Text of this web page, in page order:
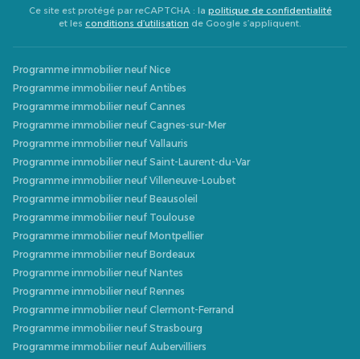
Ce site est protégé par reCAPTCHA : la politique de confidentialité
et les conditions d’utilisation de Google s’appliquent.
Programme immobilier neuf Nice
Programme immobilier neuf Antibes
Programme immobilier neuf Cannes
Programme immobilier neuf Cagnes-sur-Mer
Programme immobilier neuf Vallauris
Programme immobilier neuf Saint-Laurent-du-Var
Programme immobilier neuf Villeneuve-Loubet
Programme immobilier neuf Beausoleil
Programme immobilier neuf Toulouse
Programme immobilier neuf Montpellier
Programme immobilier neuf Bordeaux
Programme immobilier neuf Nantes
Programme immobilier neuf Rennes
Programme immobilier neuf Clermont-Ferrand
Programme immobilier neuf Strasbourg
Programme immobilier neuf Aubervilliers